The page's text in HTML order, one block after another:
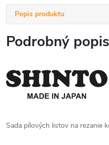
Popis produktu
Podrobný popis
Sada pílových listov na rezanie